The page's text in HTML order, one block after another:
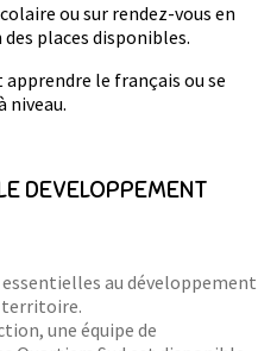
ou sur rendez-vous en
places disponibles.
le français ou se
niveau.
DEVELOPPEMENT
au développement
territoire.
une équipe de